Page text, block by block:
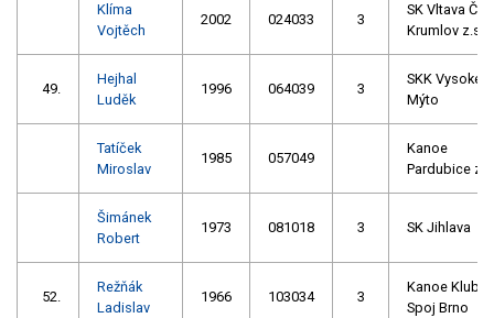
Klíma
Vojtěch
2002 024033 3
SK Vltava Č.
Krumlov z.s.
49.
Hejhal
Luděk
1996 064039 3
SKK Vysoké
Mýto
Tatíček
Miroslav
1985 057049
Kanoe
Pardubice
Šimánek
Robert
1973 081018 3 SK Jihlava
52.
Režňák
Ladislav
1966 103034 3
Kanoe Klub
Spoj Brno